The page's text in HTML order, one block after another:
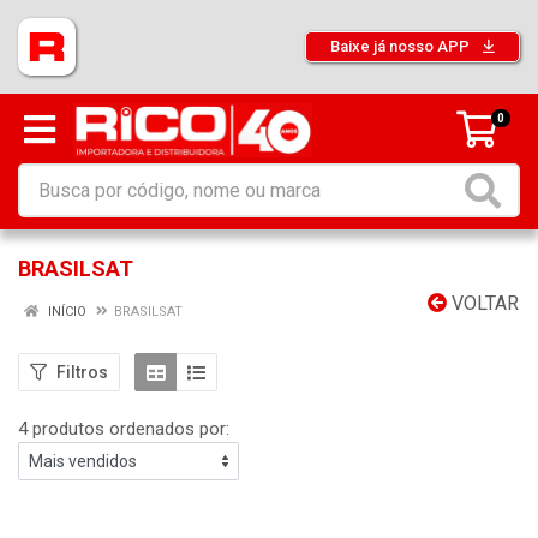
Baixe já nosso APP
0
BRASILSAT
VOLTAR
INÍCIO BRASILSAT
Filtros
4 produtos ordenados por: